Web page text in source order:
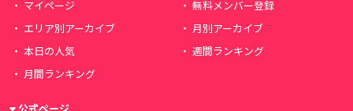
マイページ
無料メンバー登録
エリア別アーカイブ
月別アーカイブ
本日の人気
週間ランキング
月間ランキング